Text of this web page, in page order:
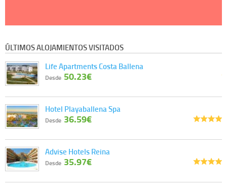
ÚLTIMOS ALOJAMIENTOS VISITADOS
Life Apartments Costa Ballena
Desde 50.23€
Hotel Playaballena Spa
Desde 36.59€
Advise Hotels Reina
Desde 35.97€